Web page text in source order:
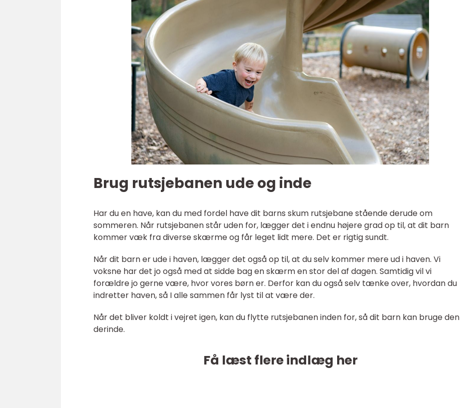
Brug rutsjebanen ude og inde
Har du en have, kan du med fordel have dit barns skum rutsjebane stående derude om
sommeren. Når rutsjebanen står uden for, lægger det i endnu højere grad op til, at dit barn
kommer væk fra diverse skærme og får leget lidt mere. Det er rigtig sundt.
Når dit barn er ude i haven, lægger det også op til, at du selv kommer mere ud i haven. Vi
voksne har det jo også med at sidde bag en skærm en stor del af dagen. Samtidig vil vi
forældre jo gerne være, hvor vores børn er. Derfor kan du også selv tænke over, hvordan du
indretter haven, så I alle sammen får lyst til at være der.
Når det bliver koldt i vejret igen, kan du flytte rutsjebanen inden for, så dit barn kan bruge den
derinde.
Få læst flere indlæg her